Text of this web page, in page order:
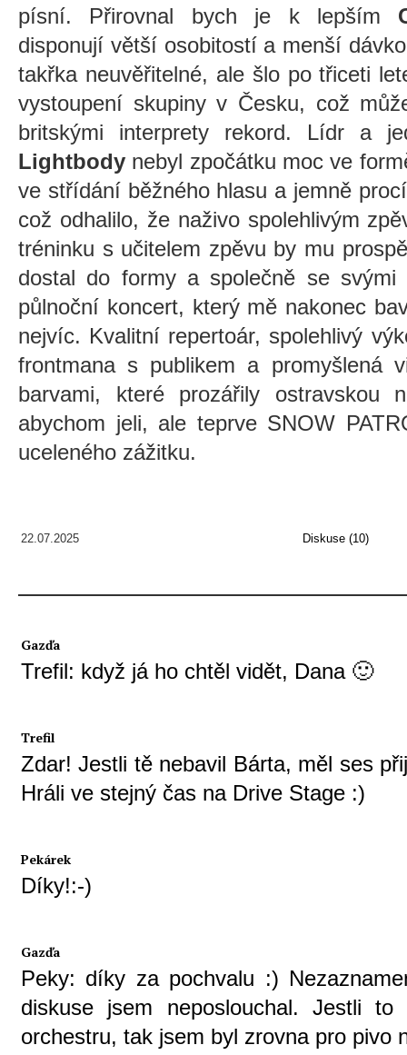
písní. Přirovnal bych je k lepším
disponují větší osobitostí a menší
takřka neuvěřitelné, ale šlo po třiceti
vystoupení skupiny v Česku, což
britskými interprety rekord. Lídr a
Lightbody nebyl zpočátku moc ve
ve střídání běžného hlasu a jemně
což odhalilo, že naživo spolehlivým
tréninku s učitelem zpěvu by mu
dostal do formy a společně se svými
půlnoční koncert, který mě nakonec
nejvíc. Kvalitní repertoár, spolehlivý
frontmana s publikem a promyšlená
barvami, které prozářily ostravskou
abychom jeli, ale teprve SNOW
uceleného zážitku.
22.07.2025 Diskuse (10)
Gazďa
Trefil: když já ho chtěl vidět, Dana 🙂
Trefil
Zdar! Jestli tě nebavil Bárta, měl ses
Hráli ve stejný čas na Drive Stage :)
Pekárek
Díky!:-)
Gazďa
Peky: díky za pochvalu :)
diskuse jsem neposlouchal. Jestli
orchestru, tak jsem byl zrovna pro pivo